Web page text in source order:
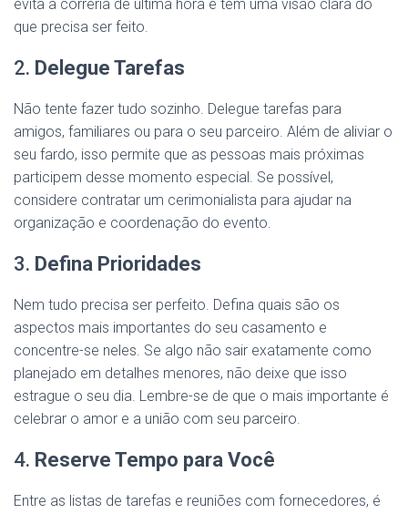
evita a correria de última hora e tem uma visão clara do
que precisa ser feito.
2. Delegue Tarefas
Não tente fazer tudo sozinho. Delegue tarefas para
amigos, familiares ou para o seu parceiro. Além de aliviar o
seu fardo, isso permite que as pessoas mais próximas
participem desse momento especial. Se possível,
considere contratar um cerimonialista para ajudar na
organização e coordenação do evento.
3. Defina Prioridades
Nem tudo precisa ser perfeito. Defina quais são os
aspectos mais importantes do seu casamento e
concentre-se neles. Se algo não sair exatamente como
planejado em detalhes menores, não deixe que isso
estrague o seu dia. Lembre-se de que o mais importante é
celebrar o amor e a união com seu parceiro.
4. Reserve Tempo para Você
Entre as listas de tarefas e reuniões com fornecedores, é